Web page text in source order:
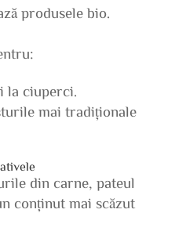
produsele bio.
la ciuperci.
mai tradiționale
din carne, pateul
conținut mai scăzut